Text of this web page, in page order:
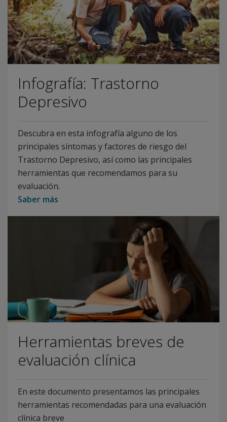
Infografía: Trastorno
Depresivo
Descubra en esta infografía alguno de los
principales síntomas y factores de riesgo del
Trastorno Depresivo, así como las principales
herramientas que recomendamos para su
evaluación.
Saber más
Herramientas breves de
evaluación clínica
En este documento presentamos las principales
herramientas recomendadas para una evaluación
clínica breve